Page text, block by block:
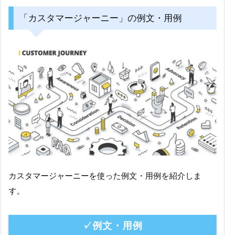
「カスタマージャーニー」の例文・用例
カスタマージャーニーを使った例文・用例を紹介しま
す。
✓例文・用例